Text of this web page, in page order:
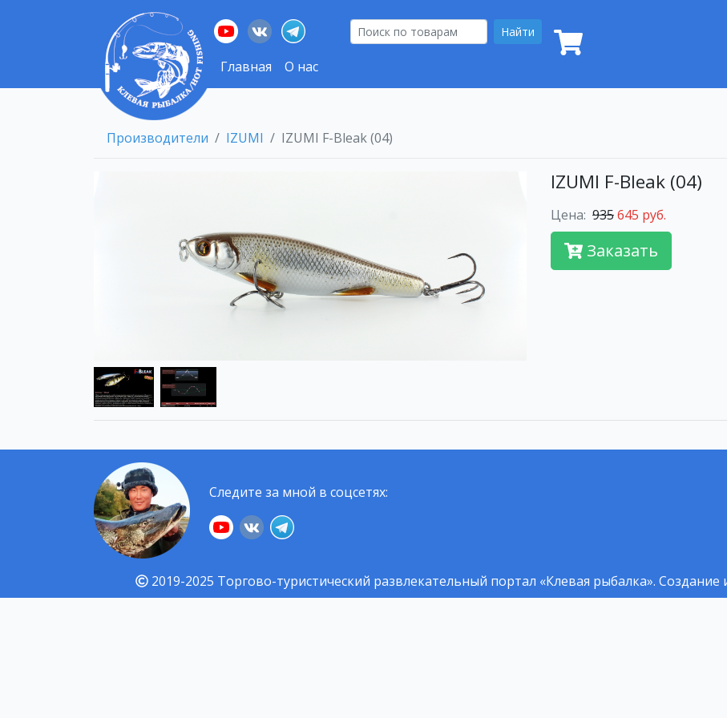
Найти
Главная О нас
Производители IZUMI IZUMI F-Bleak (04)
IZUMI F-Bleak (04)
Цена: 935645 руб.
Заказать
Следите за мной в соцсетях:
2019-2025 Торгово-туристический развлекательный портал «Клевая рыбалка». Создание